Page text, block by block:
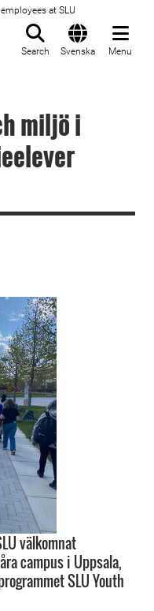
at SLU
Search Svenska Menu
miljö i
välkomnat
campus i Uppsala,
SLU Youth